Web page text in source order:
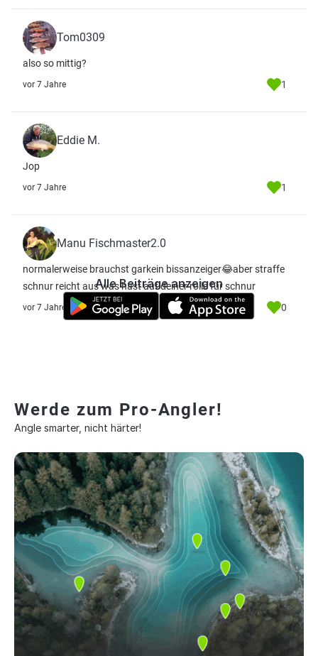
Tom0309
also so mittig?
vor 7 Jahre 1
Eddie M.
Jop
vor 7 Jahre 1
Manu Fischmaster2.0
normalerweise brauchst garkein bissanzeiger😂aber straffe
schnur reicht aus was hast auf deiner rolle für schnur
vor 7 Jahre 0
Alle Beiträge anzeigen
Werde zum Pro-Angler!
Angle smarter, nicht härter!